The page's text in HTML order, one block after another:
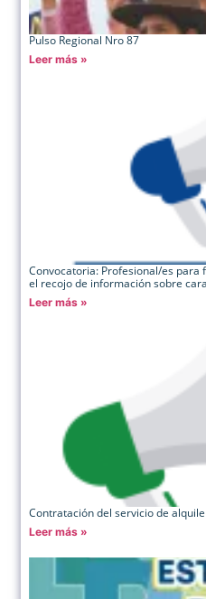
Pulso Regional Nro 87
Leer más »
Convocatoria: Profesional/es
el recojo de información sobre
Leer más »
Contratación del servicio de
Leer más »